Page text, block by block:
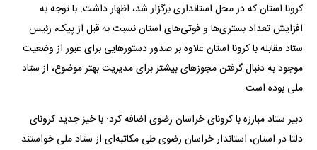
کرونا استان که در محل استانداری برگزار شد، اظهار داشت: با توجه به
افزایش تعداد بستری‌ها و فوتی‌های استان نسبت به قبل از پیک، رئیس
ستاد مقابله با کرونا استان علاوه بر صدور دستورهایی برای عبور از وضعیت
موجود به دنبال گرفتن مجوزهای بیشتر برای مدیریت بهتر موضوع، از ستاد
ملی بوده است.
دبیر ستاد مبارزه با کرونای خراسان رضوی اضافه کرد: با خیز جدید کرونای
دلتا در استان، استاندار خراسان رضوی طی مکاتبه‌ای از ستاد ملی خواستند